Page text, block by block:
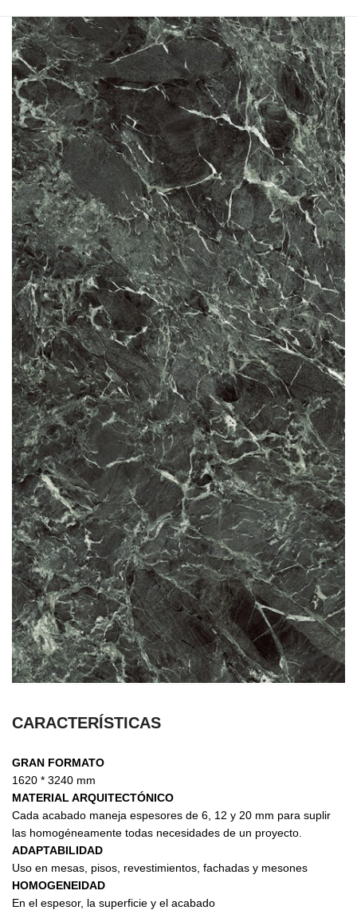
CARACTERÍSTICAS
GRAN FORMATO
1620 * 3240 mm
MATERIAL ARQUITECTÓNICO
Cada acabado maneja espesores de 6, 12 y 20 mm para suplir
las homogéneamente todas necesidades de un proyecto.
ADAPTABILIDAD
Uso en mesas, pisos, revestimientos, fachadas y mesones
HOMOGENEIDAD
En el espesor, la superficie y el acabado